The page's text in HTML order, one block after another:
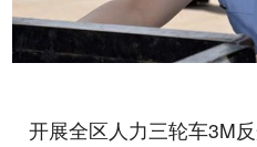
开展全区人力三轮车3M